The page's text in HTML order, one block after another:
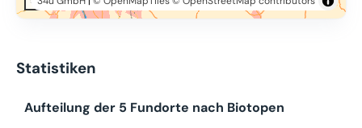
Statistiken
Aufteilung der 5 Fundorte nach Biotopen